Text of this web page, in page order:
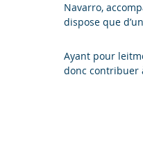
Navarro,
dispose que
Ayant pour
donc contribuer